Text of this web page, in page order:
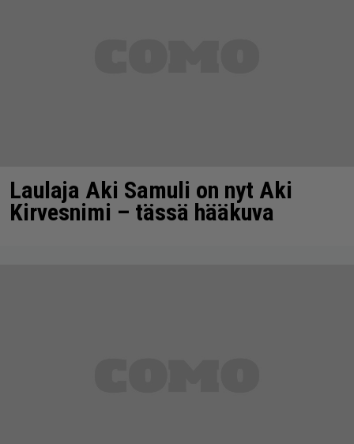
Laulaja Aki Samuli on nyt Aki
Kirvesnimi – tässä hääkuva